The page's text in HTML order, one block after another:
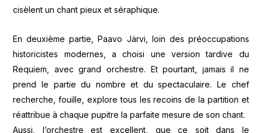
cisèlent un chant pieux et séraphique.
En deuxième partie, Paavo Järvi, loin des préoccupations
historicistes modernes, a choisi une version tardive du
Requiem, avec grand orchestre. Et pourtant, jamais il ne
prend le partie du nombre et du spectaculaire. Le chef
recherche, fouille, explore tous les recoins de la partition et
réattribue à chaque pupitre la parfaite mesure de son chant.
Aussi, l’orchestre est excellent, que ce soit dans le